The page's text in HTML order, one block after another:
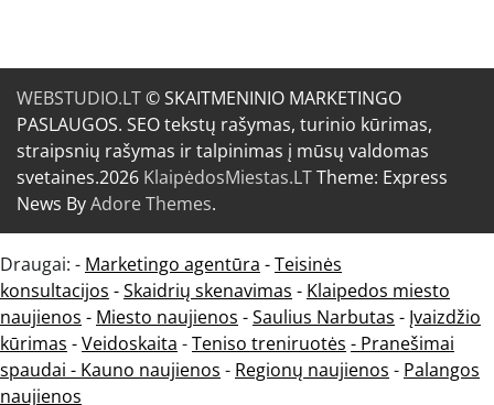
WEBSTUDIO.LT© SKAITMENINIO MARKETINGO
PASLAUGOS. SEO tekstų rašymas, turinio kūrimas,
straipsnių rašymas ir talpinimas į mūsų valdomas
svetaines.2026 KlaipėdosMiestas.LTTheme: Express
News ByAdore Themes.
Draugai: - Marketingo agentūra -Teisinės
konsultacijos -Skaidrių skenavimas - Klaipedos miesto
naujienos - Miesto naujienos -Saulius Narbutas - Įvaizdžio
kūrimas -Veidoskaita -Teniso treniruotės - Pranešimai
spaudai - Kauno naujienos - Regionų naujienos - Palangos
naujienos